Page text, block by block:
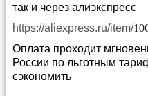
так и через алиэкспресс
https://aliexpress.ru/item/
Оплата проходит
России по льготным
сэкономить